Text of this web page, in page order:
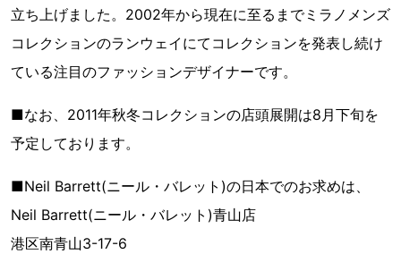
立ち上げました。2002年から現在に至るまでミラノメンズ
コレクションのランウェイにてコレクションを発表し続け
ている注目のファッションデザイナーです。
■なお、2011年秋冬コレクションの店頭展開は8月下旬を
予定しております。
■Neil Barrett(ニール・バレット)の日本でのお求めは、
Neil Barrett(ニール・バレット)青山店
港区南青山3-17-6